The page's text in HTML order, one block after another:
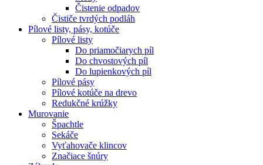
Čistenie odpadov
Čističe tvrdých podláh
Pílové listy, pásy, kotúče
Pílové listy
Do priamočiarych píl
Do chvostových píl
Do lupienkových píl
Pílové pásy
Pílové kotúče na drevo
Redukčné krúžky
Murovanie
Špachtle
Sekáče
Vyťahovače klincov
Značiace šnúry